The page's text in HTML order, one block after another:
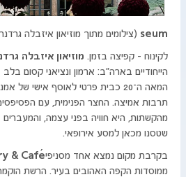
seum (צילומים מתוך מוזיאון איזבלה
לקינוח – קפיצה בזמן. מוזיאון איזבלה
הייחודיים בארה״ב: ארמון ונציאני קסום
המאה ה־20 כבית פרטי לאוסף אישי
תרבות אמיצה. החצר הפנימית, עם
מהקשתות, היא חוויה בפני עצמה, והמעברים
שטסנו מכאן למסע אירופאי.
בקרבת מקום נמצא אחד מסניפי& Café
ממוסדות הקפה האהובים בעיר. הרשת